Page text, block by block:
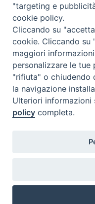
di
Diocesi di
Tutti i diritti sono
"targeting e
cookie policy.
Cliccando su
cookie. Cliccando su
maggiori
personalizzare le tue
"rifiuta" o chiudendo
la navigazione
Ulteriori
policy completa.